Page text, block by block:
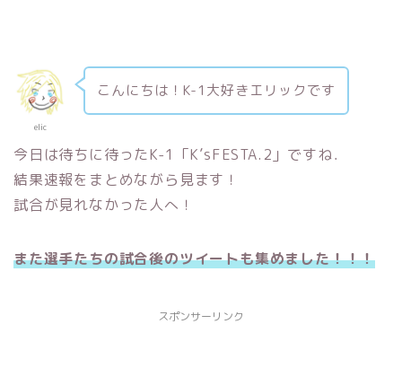
elic
こんにちは！K-1大好きエリックです
今日は待ちに待ったK-1「K’sFESTA.2」ですね．
結果速報をまとめながら見ます！
試合が見れなかった人へ！
また選手たちの試合後のツイートも集めました！！！
スポンサーリンク